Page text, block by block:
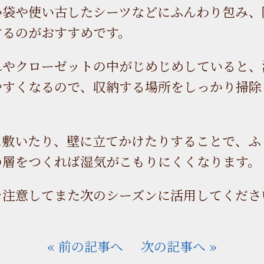
や使い古したシーツなどにふんわり包み
のがおすすめです。
クローゼットの中がじめじめしていると
くなるので、収納する場所をしっかり掃
いたり、壁に立てかけたりすることで、
をつくれば湿気がこもりにくくなります。
意してまた次のシーズンに活用してくだ
« 前の記事へ 次の記事へ »